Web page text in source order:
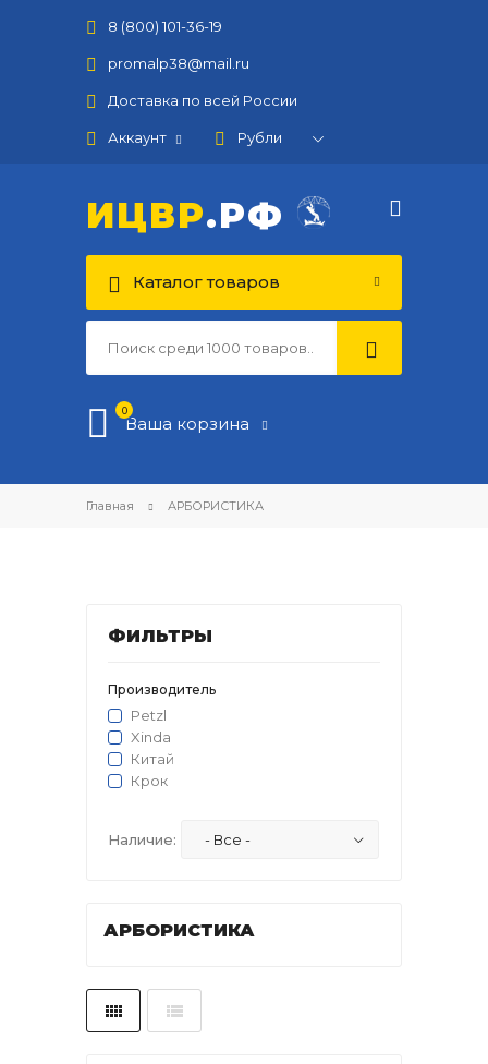
8 (800) 101-36-19
promalp38@mail.ru
Доставка по всей России
Аккаунт
ИЦВР.РФ
Каталог товаров
0
Ваша корзина
Главная АРБОРИСТИКА
ФИЛЬТРЫ
Производитель
Petzl
Xinda
Китай
Крок
Наличие:
АРБОРИСТИКА